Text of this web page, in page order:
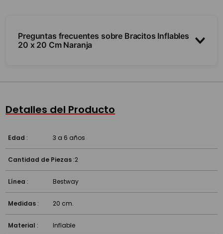
Preguntas frecuentes sobre Bracitos Inflables
20 x 20 Cm Naranja
Detalles del Producto
Edad : 3 a 6 años
Cantidad de Piezas :2
Línea : Bestway
Medidas : 20 cm.
Material : Inflable